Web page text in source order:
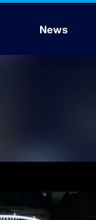
News